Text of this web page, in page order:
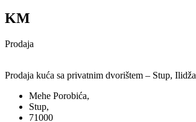
KM
Prodaja
Prodaja kuća sa privatnim dvorištem – Stup, Ilidža
Mehe Porobića,
Stup,
71000